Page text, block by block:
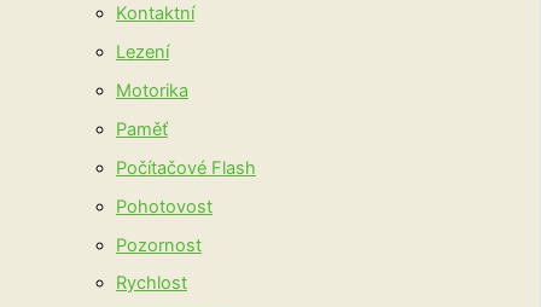
Kontaktní
Lezení
Motorika
Paměť
Počítačové Flash
Pohotovost
Pozornost
Rychlost